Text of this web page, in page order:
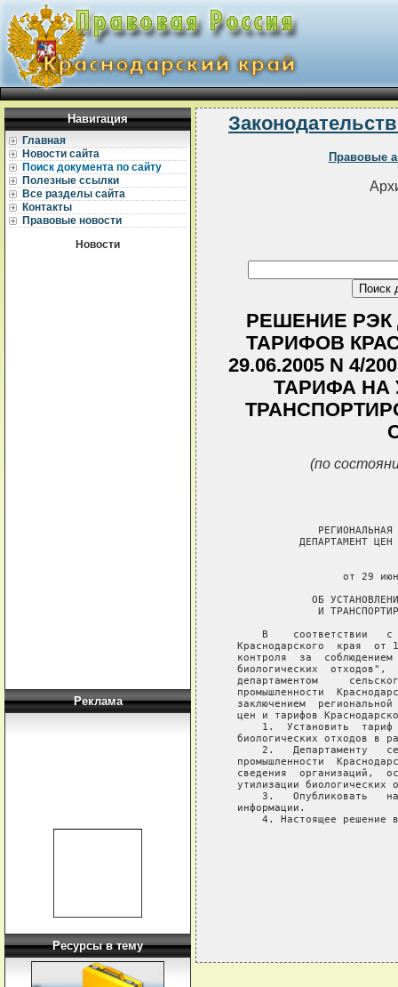
Навигация
Главная
Новости сайта
Поиск документа по сайту
Полезные ссылки
Все разделы сайта
Контакты
Правовые новости
Новости
Реклама
Ресурсы в тему
Правовые
РЕШЕНИЕ РЭК
ТАРИФОВ
29.06.2005 N 4/
ТАРИФА НА
(по
ДЕПАРТАМЕНТ
от 29
ОБ
И
В    соответствии
Краснодарского  края  от
контроля  за
биологических  отходов",
департаментом
промышленности
заключением
цен и тарифов
1.  Установить
биологических отходов в
2.   Департаменту
промышленности
сведения  организаций,
утилизации биологических
3.   Опубликовать
   информации.
4. Настоящее решение